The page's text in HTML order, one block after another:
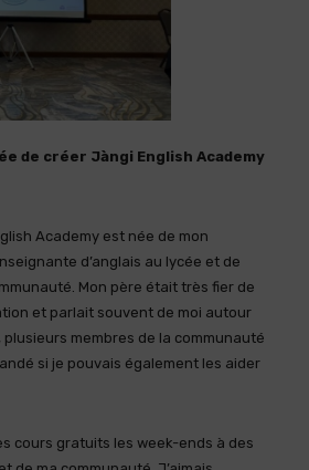
de créer Jàngi English Academy
Academy est née de mon
d’anglais au lycée et de
Mon père était très fier de
et parlait souvent de moi autour
membres de la communauté
si je pouvais également les aider
cours gratuits les week-ends à des